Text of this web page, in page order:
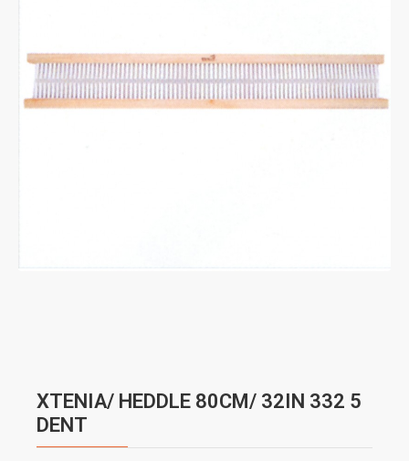
XTENIA/ HEDDLE 80CM/ 32IN 332 5
DENT